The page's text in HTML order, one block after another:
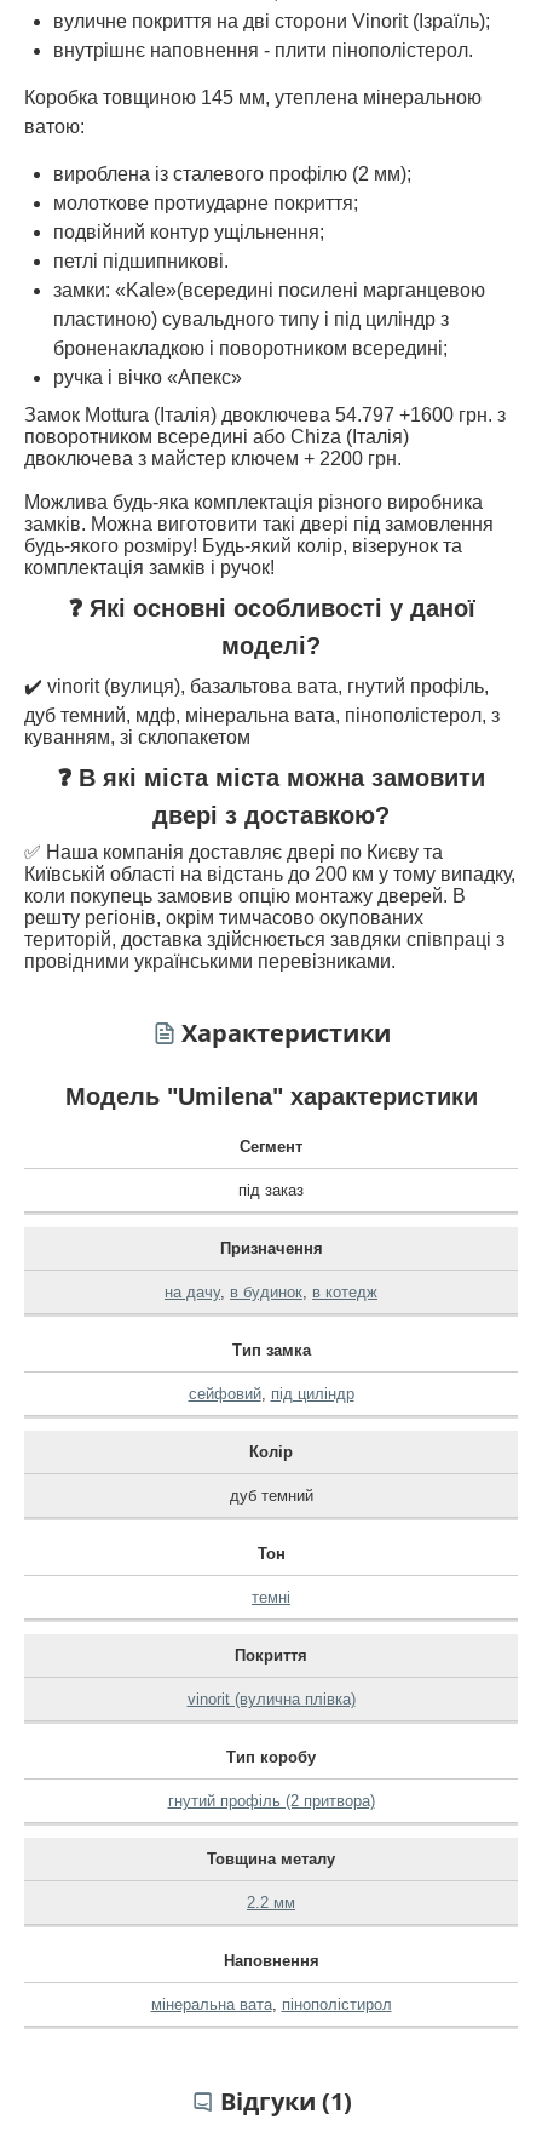
вуличне покриття на дві сторони Vinorit (Ізраїль);
внутрішнє наповнення - плити пінополістерол.
Коробка товщиною 145 мм, утеплена мінеральною
ватою:
вироблена із сталевого профілю (2 мм);
молоткове протиударне покриття;
подвійний контур ущільнення;
петлі підшипникові.
замки: «Kale»(всередині посилені марганцевою
пластиною) сувальдного типу і під циліндр з
броненакладкою і поворотником всередині;
ручка і вічко «Апекс»
Замок Mottura (Італія) двоключева 54.797 +1600 грн. з
поворотником всередині або Chiza (Італія)
двоключева з майстер ключем + 2200 грн.
Можлива будь-яка комплектація різного виробника
замків. Можна виготовити такі двері під замовлення
будь-якого розміру! Будь-який колір, візерунок та
комплектація замків і ручок!
❓ Які основні особливості у даної
моделі?
✔️ vinorit (вулиця), базальтова вата, гнутий профіль,
дуб темний, мдф, мінеральна вата, пінополістерол, з
куванням, зі склопакетом
❓ В які міста міста можна замовити
двері з доставкою?
✅ Наша компанія доставляє двері по Києву та
Київській області на відстань до 200 км у тому випадку,
коли покупець замовив опцію монтажу дверей. В
решту регіонів, окрім тимчасово окупованих
територій, доставка здійснюється завдяки співпраці з
провідними українськими перевізниками.
Характеристики
Модель "Umilena" характеристики
Сегмент
під заказ
Призначення
на дачу, в будинок в котедж
Тип замка
сейфовий, під циліндр
Колір
дуб темний
Тон
темні
Покриття
vinorit (вулична плівка)
Тип коробу
гнутий профіль (2 притвора)
Товщина металу
2.2 мм
Наповнення
мінеральна вата, пінополістирол
Відгуки (1)